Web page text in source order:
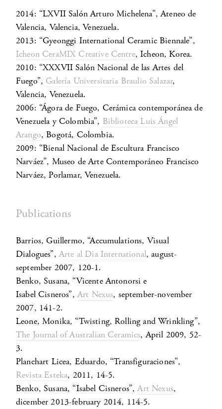
2014: “LXVII Salón Arturo Michelena”, Ateneo de
Valencia, Valencia, Venezuela.
2013: “Gyeonggi International Ceramic Biennale”,
Icheon CeraMIX Creative Centre, Icheon, Korea.
2010: “XXXVII Salón Nacional de las Artes del
Fuego”, Galería Universitaria Braulio Salazar,
Valencia, Venezuela.
2006: “Ágora de Fuego, Cerámica contemporánea de
Venezuela y Colombia”, Biblioteca Luis Ángel
Arango, Bogotá, Colombia.
2009: “Bienal Nacional de Escultura Francisco
Narváez”, Museo de Arte Contemporáneo Francisco
Narváez, Porlamar, Venezuela.
Publications
Barrios, Guillermo, “Accumulations, Visual
Dialogues”,Arte al Dia International, august-
september 2007, 120-1.
Benko, Susana, “Vicente Antonorsi e
Isabel Cisneros”,Art Nexus, september-november
2007, 141-2.
Leone, Monika, “Twisting, Rolling and Wrinkling”,
The Journal of Australian Ceramics, April 2009, 52-
3.
Planchart Licea, Eduardo, “Transfiguraciones”,
Revista Esteka, 2011, 14-5.
Benko, Susana, “Isabel Cisneros”,Art Nexus,
dicember 2013-february 2014, 114-5.